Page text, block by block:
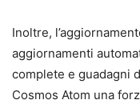
Inoltre,
aggiornamenti
complete e guadagni
Cosmos Atom una